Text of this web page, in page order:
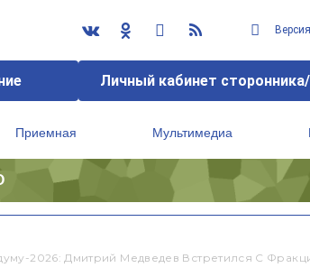
Личный кабинет
Приемная Мультимедиа
2026: Дмитрий Медведев Встретился С